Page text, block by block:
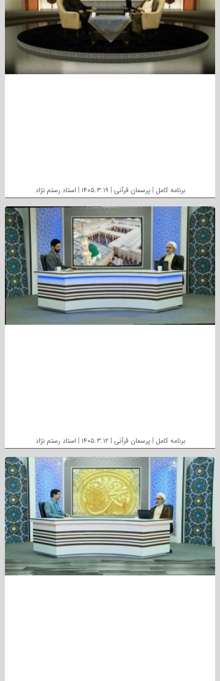
برنامه کامل | پرسمان قرآنی | ۱۴۰۵.۳.۱۹ | استاد رستم نژاد
برنامه کامل | پرسمان قرآنی | ۱۴۰۵.۳.۱۲ | استاد رستم نژاد